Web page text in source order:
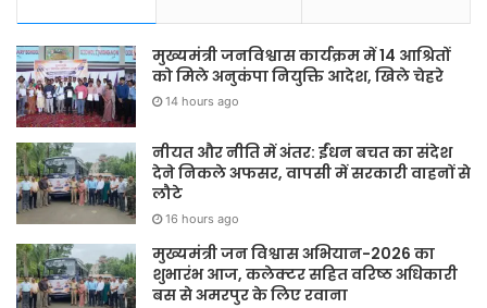
मुख्यमंत्री जनविश्वास कार्यक्रम में 14 आश्रितों
को मिले अनुकंपा नियुक्ति आदेश, खिले चेहरे
14 hours ago
नीयत और नीति में अंतर: ईंधन बचत का संदेश
देने निकले अफसर, वापसी में सरकारी वाहनों से
लौटे
16 hours ago
मुख्यमंत्री जन विश्वास अभियान-2026 का
शुभारंभ आज, कलेक्टर सहित वरिष्ठ अधिकारी
बस से अमरपुर के लिए रवाना